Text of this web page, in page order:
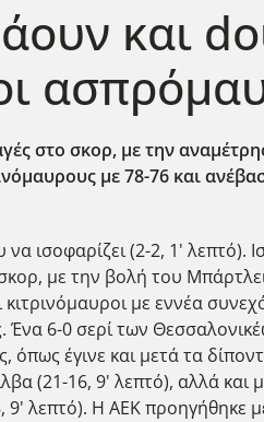
και
στο σκορ, με την
με 78-76 και
ισοφαρίζει (2-2, 1' λεπτό).
με την βολή του
με εννέα
6-0 σερί των
έγινε και μετά τα
(21-16, 9' λεπτό), αλλά και
9' λεπτό). Η ΑΕΚ προηγήθηκε